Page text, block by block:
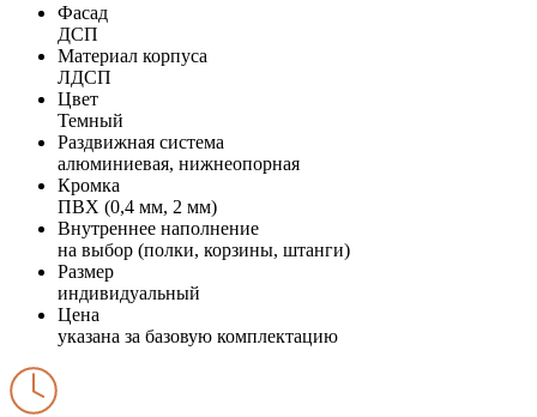
Фасад
ДСП
Материал корпуса
ЛДСП
Цвет
Темный
Раздвижная система
алюминиевая, нижнеопорная
Кромка
ПВХ (0,4 мм, 2 мм)
Внутреннее наполнение
на выбор (полки, корзины, штанги)
Размер
индивидуальный
Цена
указана за базовую комплектацию